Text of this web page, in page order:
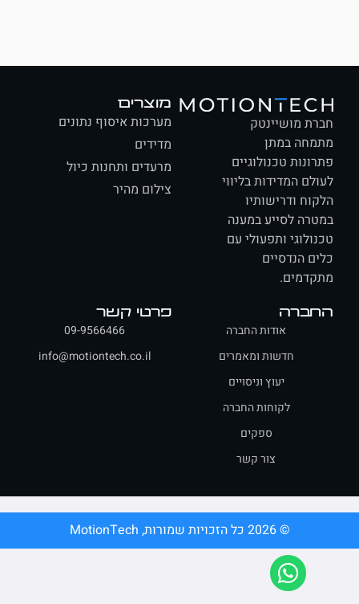
מושיינטק
במתן
טכנולוגיים
המדידות בליווי
ודרישותיו
לסייע במענה
ותפעולי עם
הנדסיים
מוצרים
מערכות איסוף נתונים
מרעדים ותחנות כיול
צילום מהיר
אודות החברה
חדשות ומאמרים
יעוץ וניסויים
לקוחות החברה
פרטי קשר
09-9566466
info@motiontech.co.il